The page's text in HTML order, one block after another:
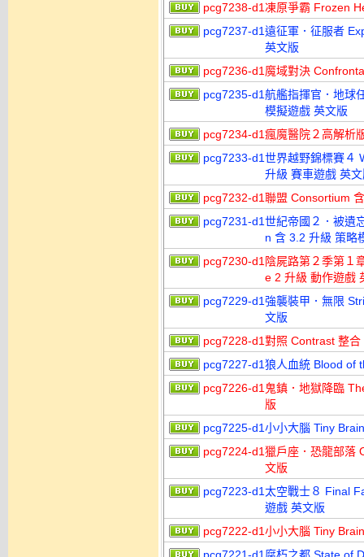
pcg7238-d1凍原爭霸 Frozen
pcg7237-d1遠征軍．征服者
英文版
pcg7236-d1 魔域對決
pcg7235-d1航艦指揮官．地球
模擬遊戲 英文版
pcg7234-d1瘋魔醫院２高解析
pcg7233-d1世界越野錦標賽４
升級 賽車遊戲 英
pcg7232-d1聯盟 Consortium
pcg7231-d1世紀帝國２．被遺
n 含 3.2 升級 策略
pcg7230-d1 陰屍路第２季第１
e 2 升級 動作遊戲
pcg7229-d1強襲裝甲．無限
文版
pcg7228-d1對照 Contrast 整
pcg7227-d1狼人血統 Blood of
pcg7226-d1 鬼鎮．地獄降臨
版
pcg7225-d1小小大腦 Tiny
pcg7224-d1獵戶座．恐龍部落
文版
pcg7223-d1太空戰士８ Final
遊戲 英文版
pcg7222-d1小小大腦 Tiny